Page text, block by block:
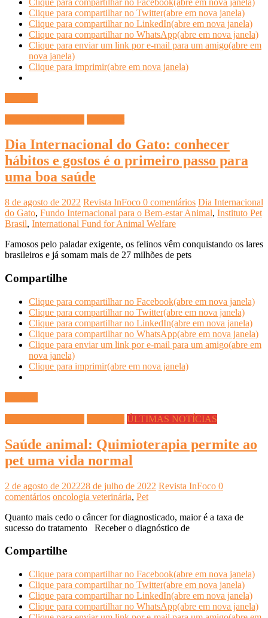
Clique para compartilhar no Twitter(abre em nova janela)
Clique para compartilhar no LinkedIn(abre em nova janela)
Clique para compartilhar no WhatsApp(abre em nova janela)
Clique para enviar um link por e-mail para um amigo(abre em
nova janela)
Clique para imprimir(abre em nova janela)
Dia Internacional do Gato: conhecer
hábitos e gostos é o primeiro passo para
uma boa saúde
8 de agosto de 2022 Revista InFoco 0 comentários Dia Internacional
do Gato, Fundo Internacional para o Bem-estar Animal, Instituto Pet
Brasil, International Fund for Animal Welfare
Famosos pelo paladar exigente, os felinos vêm conquistando os lares
brasileiros e já somam mais de 27 milhões de pets
Compartilhe
Clique para compartilhar no Facebook(abre em nova janela)
Clique para compartilhar no Twitter(abre em nova janela)
Clique para compartilhar no LinkedIn(abre em nova janela)
Clique para compartilhar no WhatsApp(abre em nova janela)
Clique para enviar um link por e-mail para um amigo(abre em
nova janela)
Clique para imprimir(abre em nova janela)
ÚLTIMAS NOTÍCIAS
Saúde animal: Quimioterapia permite ao
pet uma vida normal
2 de agosto de 202228 de julho de 2022 Revista InFoco 0
comentários oncologia veterinária, Pet
Quanto mais cedo o câncer for diagnosticado, maior é a taxa de
sucesso do tratamento Receber o diagnóstico de
Compartilhe
Clique para compartilhar no Facebook(abre em nova janela)
Clique para compartilhar no Twitter(abre em nova janela)
Clique para compartilhar no LinkedIn(abre em nova janela)
Clique para compartilhar no WhatsApp(abre em nova janela)